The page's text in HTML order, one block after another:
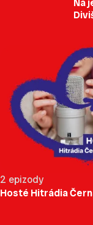
Na
2 epizody
Hosté Hitrádia